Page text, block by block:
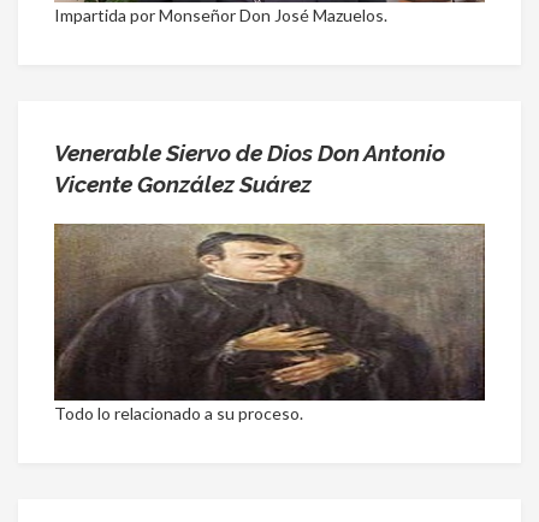
Impartida por Monseñor Don José Mazuelos.
Venerable Siervo de Dios Don Antonio
Vicente González Suárez
Todo lo relacionado a su proceso.